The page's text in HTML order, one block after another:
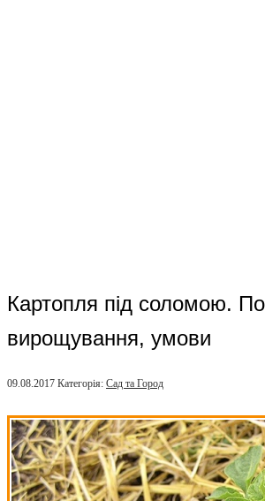
Картопля під соломою.
вирощування, умови
09.08.2017 Категорія: Сад та Город